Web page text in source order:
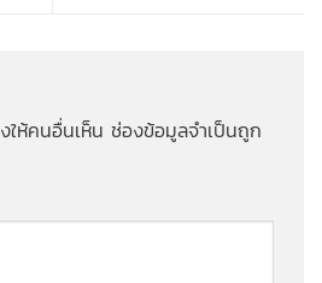
ให้คนอื่นเห็น ช่องข้อมูลจำเป็นถูก